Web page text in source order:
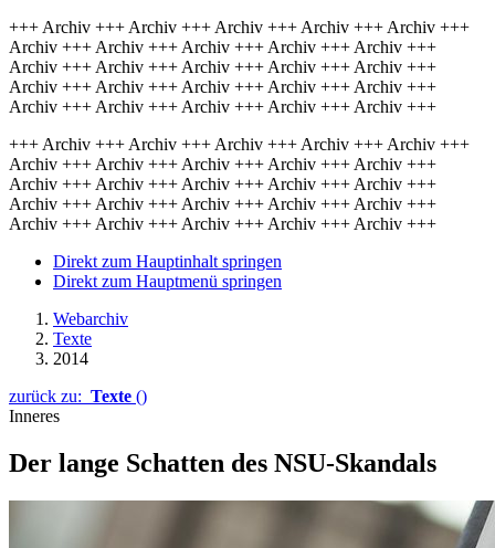
+++ Archiv +++ Archiv +++ Archiv +++ Archiv +++ Archiv +++
Archiv +++ Archiv +++ Archiv +++ Archiv +++ Archiv +++
Archiv +++ Archiv +++ Archiv +++ Archiv +++ Archiv +++
Archiv +++ Archiv +++ Archiv +++ Archiv +++ Archiv +++
Archiv +++ Archiv +++ Archiv +++ Archiv +++ Archiv +++
+++ Archiv +++ Archiv +++ Archiv +++ Archiv +++ Archiv +++
Archiv +++ Archiv +++ Archiv +++ Archiv +++ Archiv +++
Archiv +++ Archiv +++ Archiv +++ Archiv +++ Archiv +++
Archiv +++ Archiv +++ Archiv +++ Archiv +++ Archiv +++
Archiv +++ Archiv +++ Archiv +++ Archiv +++ Archiv +++
Direkt zum Hauptinhalt springen
Direkt zum Hauptmenü springen
Webarchiv
Texte
2014
zurück zu: Texte ()
Inneres
Der lange Schatten des NSU-Skandals